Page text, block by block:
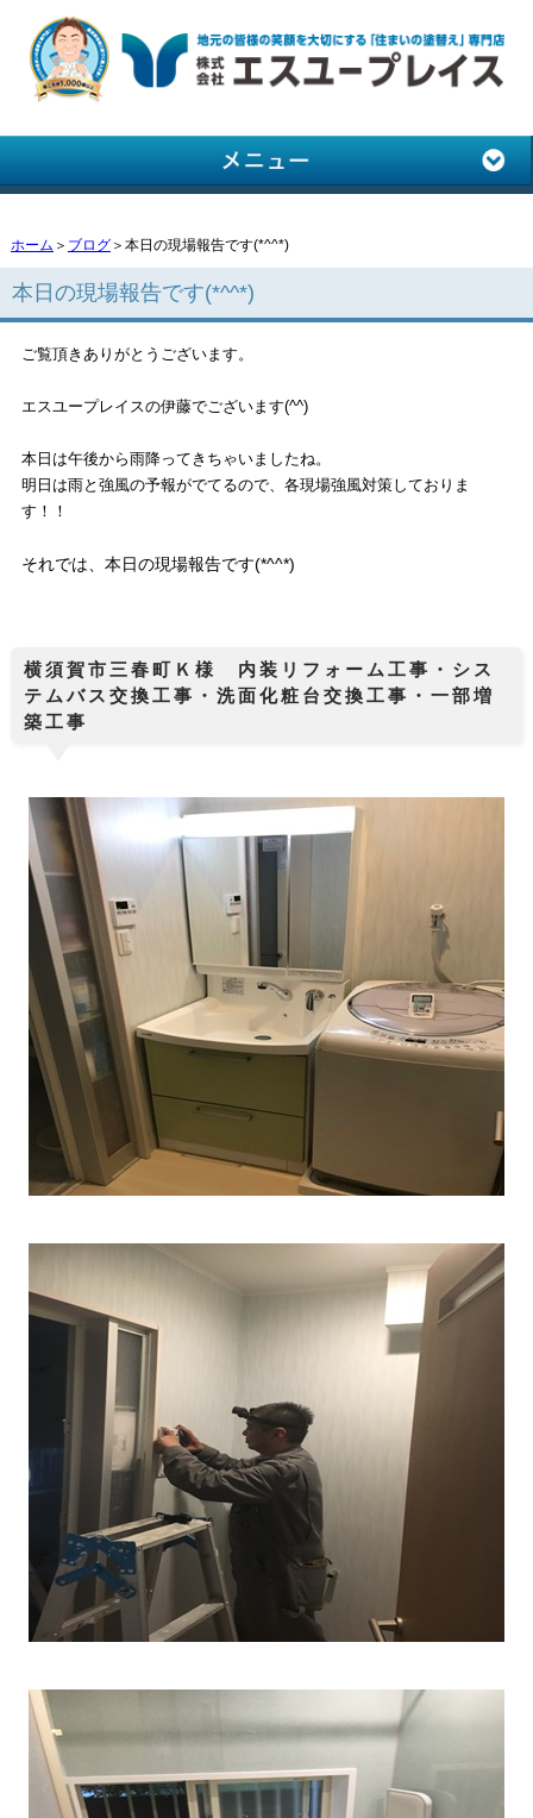
ホーム ＞ ブログ＞本日の現場報告です(*^^*)
本日の現場報告です(*^^*)
ご覧頂きありがとうございます。
エスユープレイスの伊藤でございます(^^)
本日は午後から雨降ってきちゃいましたね。
明日は雨と強風の予報がでてるので、各現場強風対策しておりま
す！！
それでは、本日の現場報告です(*^^*)
横須賀市三春町Ｋ様 内装リフォーム工事・シス
テムバス交換工事・洗面化粧台交換工事・一部増
築工事